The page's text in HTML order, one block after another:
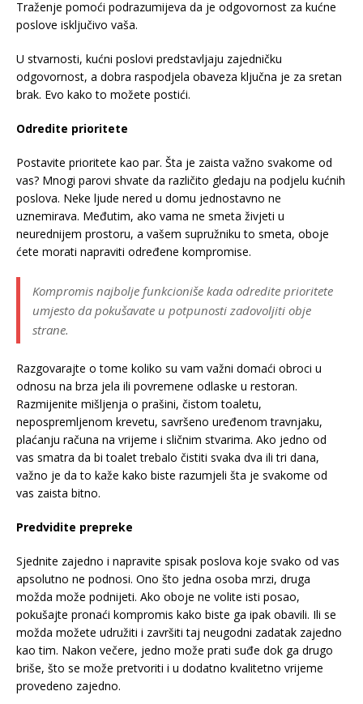
Traženje pomoći podrazumijeva da je odgovornost za kućne
poslove isključivo vaša.
U stvarnosti, kućni poslovi predstavljaju zajedničku
odgovornost, a dobra raspodjela obaveza ključna je za sretan
brak. Evo kako to možete postići.
Odredite prioritete
Postavite prioritete kao par. Šta je zaista važno svakome od
vas? Mnogi parovi shvate da različito gledaju na podjelu kućnih
poslova. Neke ljude nered u domu jednostavno ne
uznemirava. Međutim, ako vama ne smeta živjeti u
neurednijem prostoru, a vašem supružniku to smeta, oboje
ćete morati napraviti određene kompromise.
Kompromis najbolje funkcioniše kada odredite prioritete
umjesto da pokušavate u potpunosti zadovoljiti obje
strane.
Razgovarajte o tome koliko su vam važni domaći obroci u
odnosu na brza jela ili povremene odlaske u restoran.
Razmijenite mišljenja o prašini, čistom toaletu,
nepospremljenom krevetu, savršeno uređenom travnjaku,
plaćanju računa na vrijeme i sličnim stvarima. Ako jedno od
vas smatra da bi toalet trebalo čistiti svaka dva ili tri dana,
važno je da to kaže kako biste razumjeli šta je svakome od
vas zaista bitno.
Predvidite prepreke
Sjednite zajedno i napravite spisak poslova koje svako od vas
apsolutno ne podnosi. Ono što jedna osoba mrzi, druga
možda može podnijeti. Ako oboje ne volite isti posao,
pokušajte pronaći kompromis kako biste ga ipak obavili. Ili se
možda možete udružiti i završiti taj neugodni zadatak zajedno
kao tim. Nakon večere, jedno može prati suđe dok ga drugo
briše, što se može pretvoriti i u dodatno kvalitetno vrijeme
provedeno zajedno.